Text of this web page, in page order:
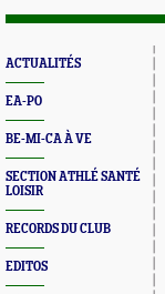
ACTUALITÉS
EA-PO
BE-MI-CA À VE
SECTION ATHLÉ SANTÉ
LOISIR
RECORDS DU CLUB
EDITOS